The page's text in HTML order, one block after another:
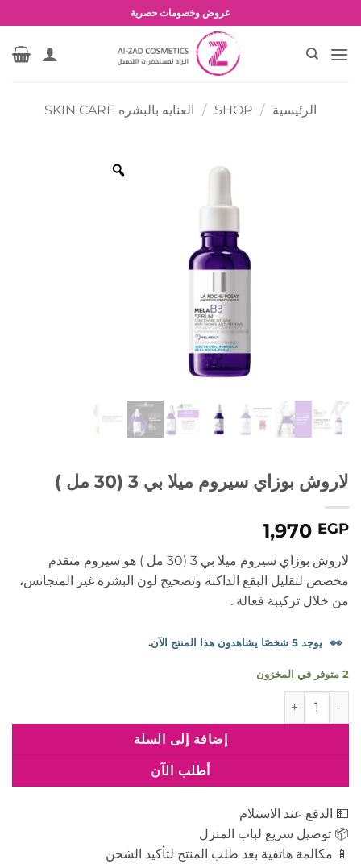
للمحتوى
عروض وخصومات حصرية
الرئيسية /
SHOP
/ العنايه بالبشره SKIN CARE
لاروش بوزاي سيروم ميلا بي 3 (30 مل )
1,970 EGP
لاروش بوزاي سيروم ميلا بي 3 (30 مل ) هو سيروم متقدم
مخصص لتقليل البقع الداكنة وتصحيح لون البشرة غير المتجانس،
من خلال تركيبة فعالة .
👀 يوجد 5 شخصًا يشاهدون هذا المنتج الآن.
2 متوفر في المخزون
كمية لاروش بوزاي سيروم ميلا بي 3 (30 مل )
إضافة إلى السلة
أطلب الآن
💵 الدفع عند الاستلام
📦 توصيل سريع لباب المنزل
📱 مكالمة هاتفية بعد طلب المنتج لتأكيد الشحن